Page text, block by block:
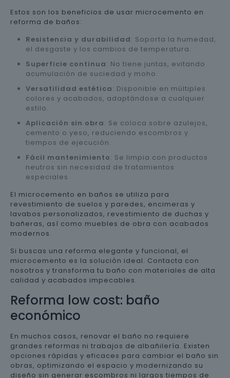
Estos son los beneficios de usar microcemento en
reforma de baños:
Resistencia y durabilidad: Soporta la humedad,
el desgaste y los cambios de temperatura.
Superficie continua: No tiene juntas, evitando
acumulación de suciedad y moho.
Versatilidad estética: Disponible en múltiples
colores y acabados, adaptándose a cualquier
estilo.
Aplicación sin obra: Se coloca sobre azulejos,
cemento o yeso, reduciendo escombros y
tiempos de ejecución.
Fácil mantenimiento: Se limpia con productos
neutros sin necesidad de tratamientos
especiales.
El microcemento en baños se utiliza para
revestimiento de suelos y paredes, encimeras y
lavabos personalizados, revestimiento de duchas y
bañeras, así como muebles de obra con acabados
modernos.
Si buscas una reforma elegante y funcional, el
microcemento es la solución ideal. Contacta con
nosotros y transforma tu baño con materiales de alta
calidad y acabados impecables.
Reforma low cost: baño
económico
En muchos casos, renovar el baño no requiere
grandes reformas ni trabajos de albañilería. Existen
opciones rápidas y eficaces para cambiar el baño sin
obras, optimizando el espacio y modernizando su
diseño sin generar escombros ni largos tiempos de